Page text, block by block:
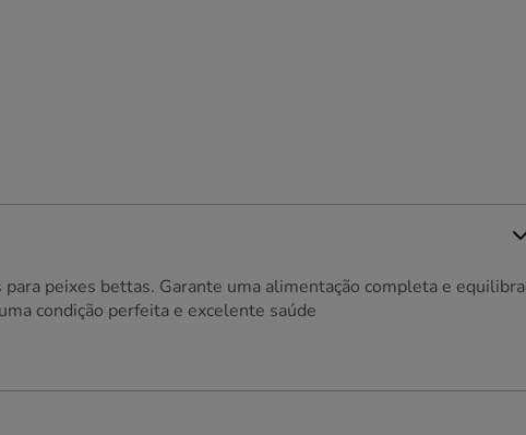
peixes bettas. Garante uma alimentação completa e
condição perfeita e excelente saúde